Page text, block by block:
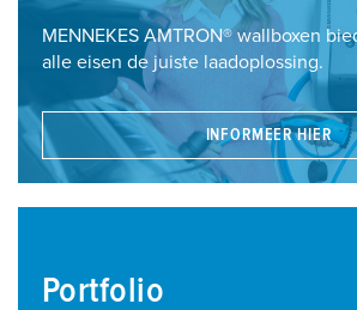
MENNEKES AMTRON® wallboxen
alle eisen de juiste laadoplossing.
INFORMEER HIER
Portfolio